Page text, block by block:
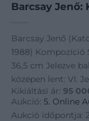
Barcsay Jenő:
Barcsay Jenő
1988) Kompozíció
36,5 cm Jelezve
középen lent: VI.
Kikiáltási ár: 95
Aukció:5. Online
Aukció időpontja: